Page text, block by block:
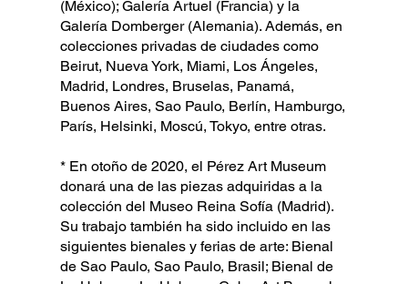
(México); Galería Artuel (Francia) y la
Galería Domberger (Alemania). Además, en
colecciones privadas de ciudades como
Beirut, Nueva York, Miami, Los Ángeles,
Madrid, Londres, Bruselas, Panamá,
Buenos Aires, Sao Paulo, Berlín, Hamburgo,
París, Helsinki, Moscú, Tokyo, entre otras.
* En otoño de 2020, el Pérez Art Museum
donará una de las piezas adquiridas a la
colección del Museo Reina Sofía (Madrid).
Su trabajo también ha sido incluido en las
siguientes bienales y ferias de arte: Bienal
de Sao Paulo, Sao Paulo, Brasil; Bienal de